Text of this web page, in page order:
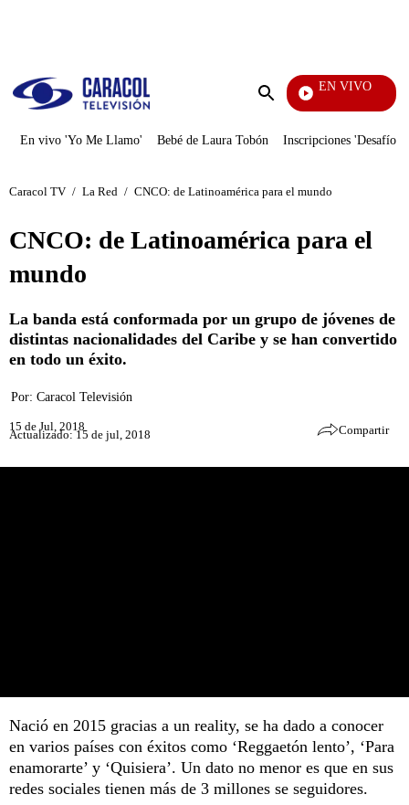
Enviar
EN VIVO
Vecinos
En vivo 'Yo Me Llamo' Bebé de Laura Tobón Inscripciones 'Desafío'
Caracol TV / La Red / CNCO: de Latinoamérica para el mundo
CNCO: de Latinoamérica para el
mundo
La banda está conformada por un grupo de jóvenes de
distintas nacionalidades del Caribe y se han convertido
en todo un éxito.
Por: Caracol Televisión
15 de Jul, 2018
Actualizado: 15 de jul, 2018 Compartir
Nació en 2015 gracias a un reality, se ha dado a conocer
en varios países con éxitos como ‘Reggaetón lento’, ‘Para
enamorarte’ y ‘Quisiera’. Un dato no menor es que en sus
redes sociales tienen más de 3 millones se seguidores.